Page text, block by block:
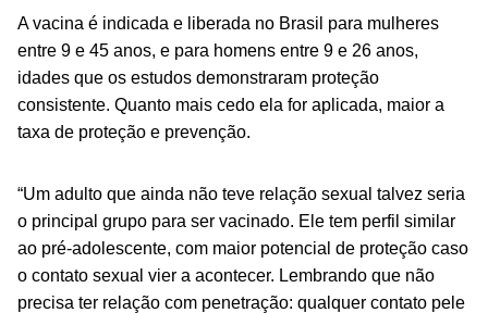
A vacina é indicada e liberada no Brasil para mulheres
entre 9 e 45 anos, e para homens entre 9 e 26 anos,
idades que os estudos demonstraram proteção
consistente. Quanto mais cedo ela for aplicada, maior a
taxa de proteção e prevenção.
“Um adulto que ainda não teve relação sexual talvez seria
o principal grupo para ser vacinado. Ele tem perfil similar
ao pré-adolescente, com maior potencial de proteção caso
o contato sexual vier a acontecer. Lembrando que não
precisa ter relação com penetração: qualquer contato pele